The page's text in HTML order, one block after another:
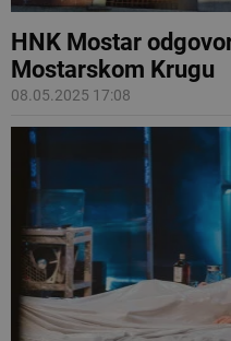
HNK Mostar
Mostarskom Krugu
08.05.2025 17:08